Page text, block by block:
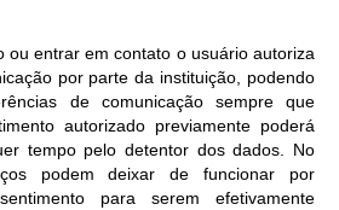
ou entrar em contato o usuário autoriza
por parte da instituição, podendo
de comunicação sempre que
autorizado previamente poderá
tempo pelo detentor dos dados. No
podem deixar de funcionar por
para serem efetivamente